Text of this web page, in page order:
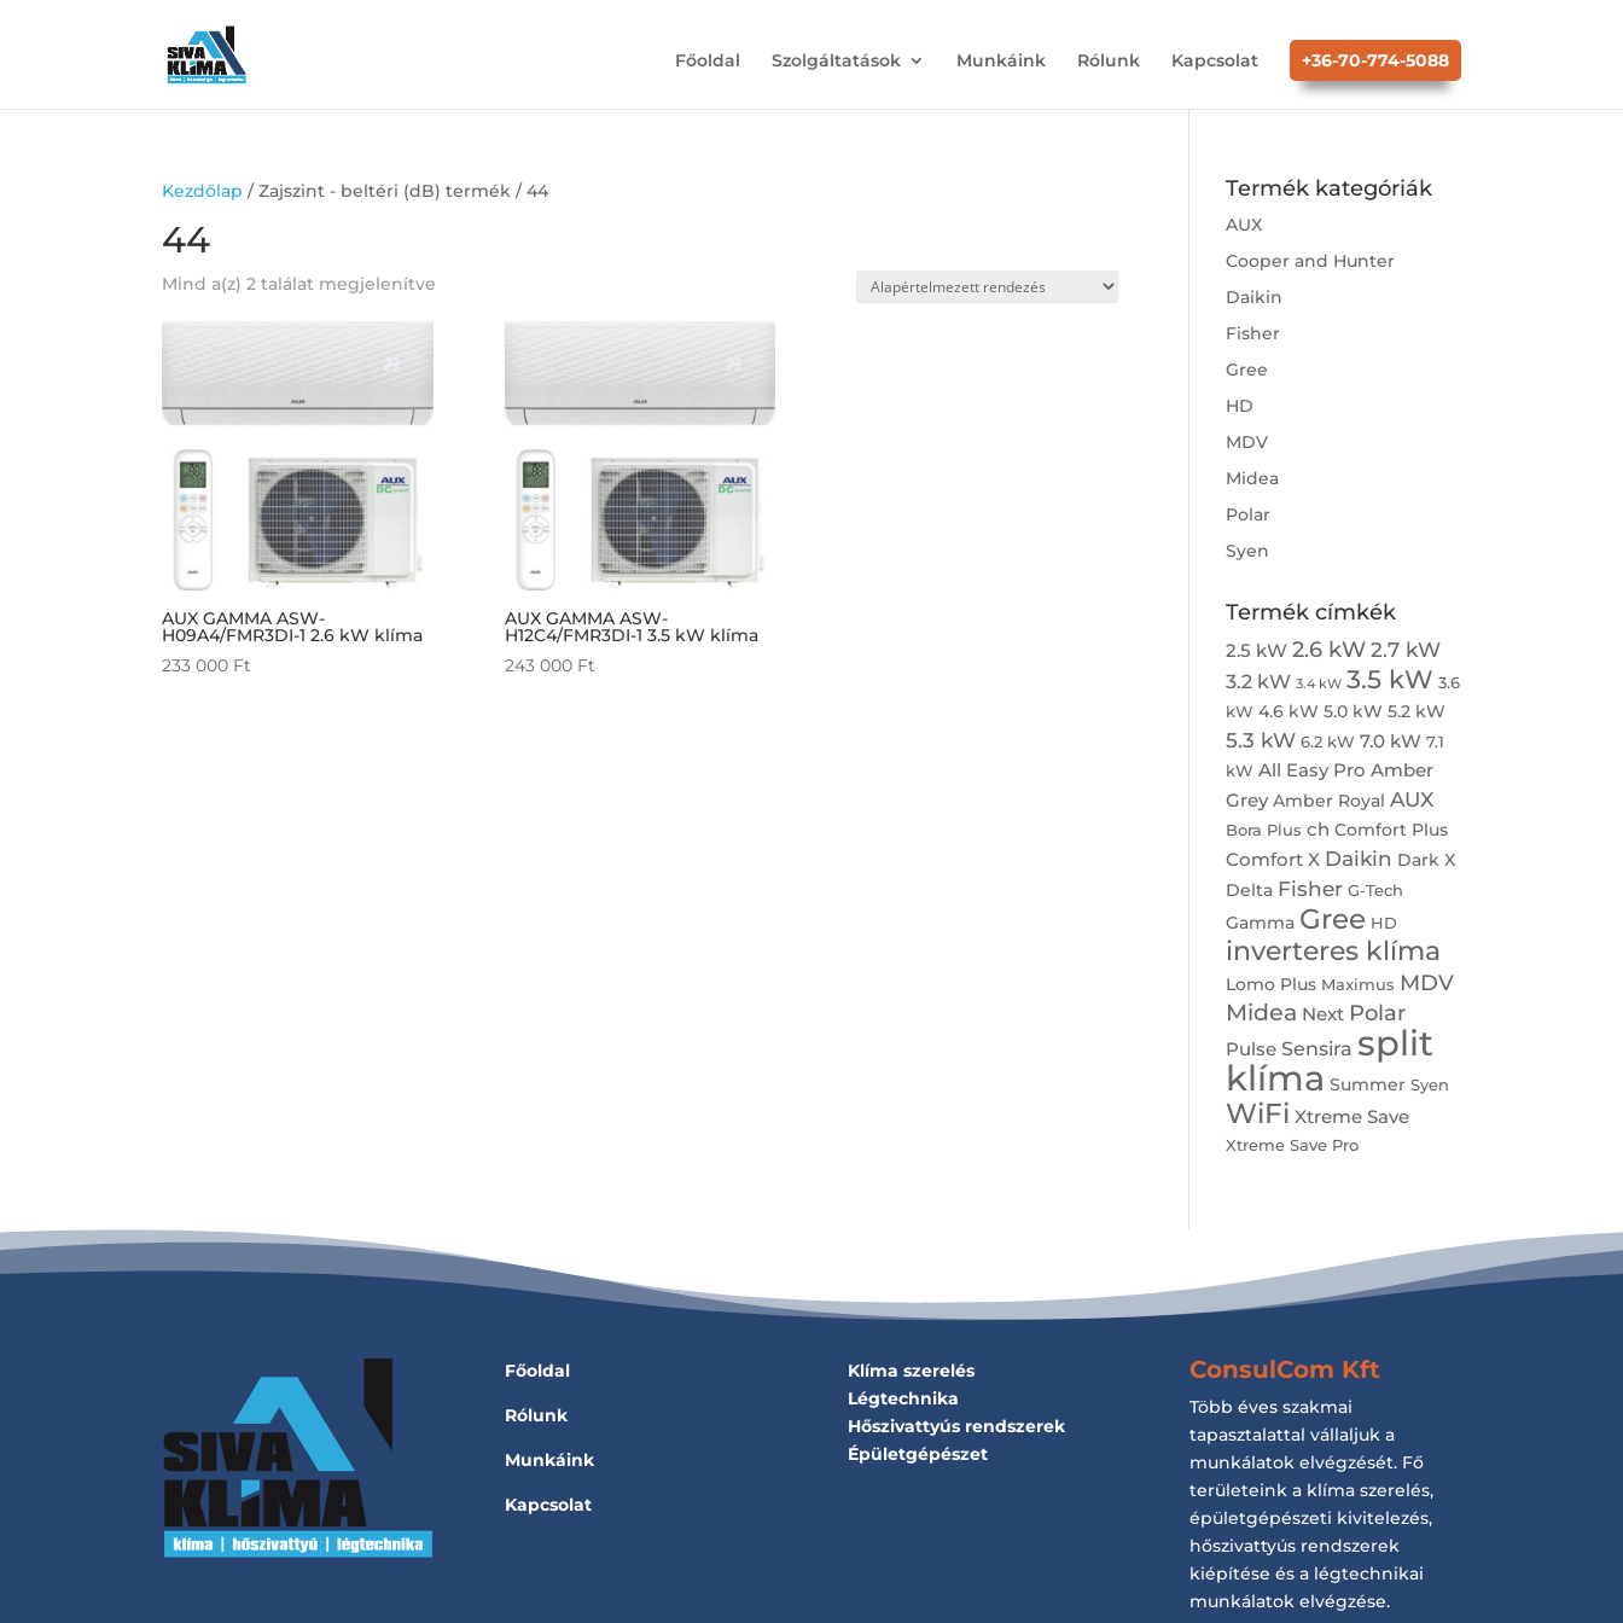
Főoldal Szolgáltatások Munkáink Rólunk Kapcsolat +36-70-774-5088
Kezdőlap / Zajszint - beltéri (dB) termék / 44
44
Mind a(z) 2 találat megjelenítve
AUX GAMMA ASW-
H09A4/FMR3DI-1 2.6 kW klíma
233 000 Ft
AUX GAMMA ASW-
H12C4/FMR3DI-1 3.5 kW klíma
243 000 Ft
Termék kategóriák
AUX
Cooper and Hunter
Daikin
Fisher
Gree
HD
MDV
Midea
Polar
Syen
Termék címkék
2.5 kW 2.6 kW2.7 kW
3.2 kW 3.4 kW 3.5 kW 3.6
kW 4.6 kW 5.0 kW 5.2 kW
5.3 kW 6.2 kW 7.0 kW 7.1
kW All Easy Pro Amber
Grey Amber Royal AUX
Bora Plus ch Comfort Plus
Comfort X Daikin Dark X
Delta Fisher G-Tech
Gamma Gree HD
inverteres klíma
Lomo Plus Maximus MDV
Midea Next Polar
Pulse Sensira split
klíma Summer Syen
WiFi Xtreme Save
Xtreme Save Pro
Főoldal
Rólunk
Munkáink
Kapcsolat
Klíma szerelés
Légtechnika
Hőszivattyús rendszerek
Épületgépészet
ConsulCom Kft
Több éves szakmai
tapasztalattal vállaljuk a
munkálatok elvégzését. Fő
területeink a klíma szerelés,
épületgépészeti kivitelezés,
hőszivattyús rendszerek
kiépítése és a légtechnikai
munkálatok elvégzése.